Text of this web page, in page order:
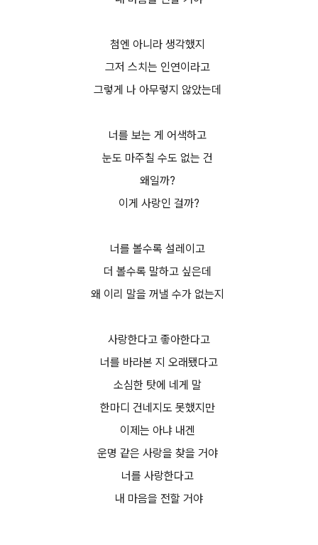
첨엔 아니라 생각했지
그저 스치는 인연이라고
그렇게 나 아무렇지 않았는데
너를 보는 게 어색하고
눈도 마주칠 수도 없는 건
왜일까?
이게 사랑인 걸까?
너를 볼수록 설레이고
더 볼수록 말하고 싶은데
왜 이리 말을 꺼낼 수가 없는지
사랑한다고 좋아한다고
너를 바라본 지 오래됐다고
소심한 탓에 네게 말
한마디 건네지도 못했지만
이제는 아냐 내겐
운명 같은 사랑을 찾을 거야
너를 사랑한다고
내 마음을 전할 거야